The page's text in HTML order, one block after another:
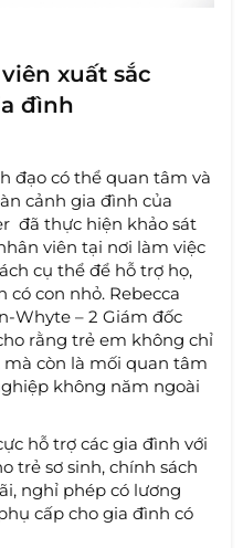
xuất sắc
đình
đạo có thể quan tâm và
cảnh gia đình của
đã thực hiện khảo sát
viên tại nơi làm việc
cụ thể để hỗ trợ họ,
con nhỏ. Rebecca
Whyte – 2 Giám đốc
rằng trẻ em không chỉ
còn là mối quan tâm
không năm ngoài
hỗ trợ các gia đình với
trẻ sơ sinh, chính sách
nghỉ phép có lương
cấp cho gia đình có